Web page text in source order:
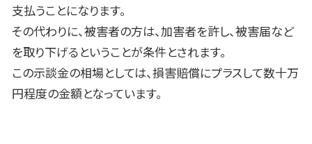
支払うことになります。
その代わりに、被害者の方は、加害者を許し、被害届など
を取り下げるということが条件とされます。
この示談金の相場としては、損害賠償にプラスして数十万
円程度の金額となっています。